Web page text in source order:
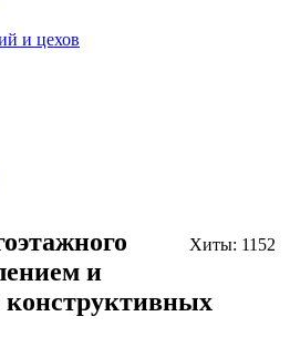
и цехов
Хиты: 1152
и
конструктивных